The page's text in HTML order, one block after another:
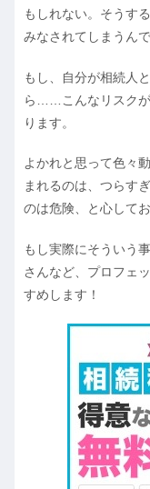
もしれない。そうす
みなされてしまうん
もし、自分が相続人
ら……こんなリスクが
ります。
よかれと思って色々
まれるのは、つらす
のは危険、と心して
もし実際にそういう
さんなど、プロフェ
すめします！